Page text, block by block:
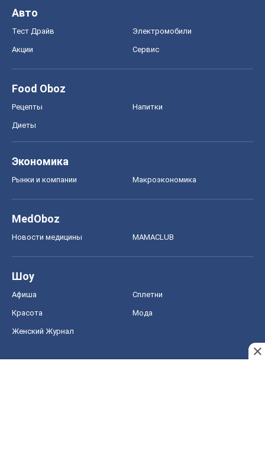
Авто
Тест Драйв Электромобили
Акции Сервис
Food Oboz
Рецепты Напитки
Диеты
Экономика
Рынки и компании Mакроэкономика
MedOboz
Новости медицины MAMACLUB
Шоу
Афиша Сплетни
Красота Мода
Женский Журнал